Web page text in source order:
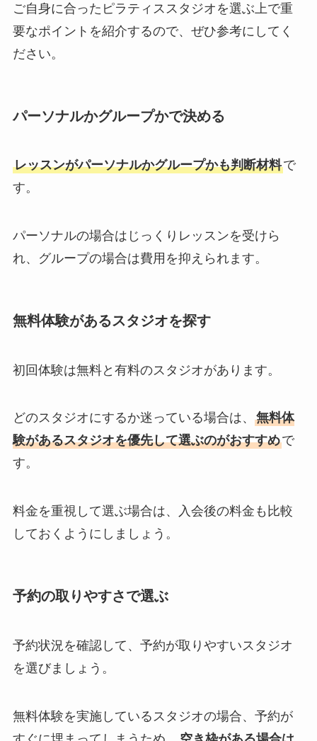
ご自身に合ったピラティススタジオを選ぶ上で重
要なポイントを紹介するので、ぜひ参考にしてく
ださい。
パーソナルかグループかで決める
レッスンがパーソナルかグループかも判断材料で
す。
パーソナルの場合はじっくりレッスンを受けら
れ、グループの場合は費用を抑えられます。
無料体験があるスタジオを探す
初回体験は無料と有料のスタジオがあります。
どのスタジオにするか迷っている場合は、 無料体
験があるスタジオを優先して選ぶのがおすすめで
す。
料金を重視して選ぶ場合は、入会後の料金も比較
しておくようにしましょう。
予約の取りやすさで選ぶ
予約状況を確認して、予約が取りやすいスタジオ
を選びましょう。
無料体験を実施しているスタジオの場合、予約が